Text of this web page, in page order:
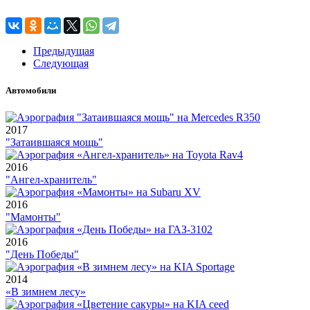
Предыдущая
Следующая
Автомобили
2017
"Затаившаяся мощь"
2016
"Ангел-хранитель"
2016
"Мамонты"
2016
"День Победы"
2014
«В зимнем лесу»